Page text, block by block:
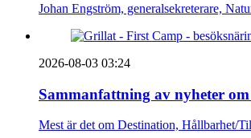
Johan Engström, generalsekreterare,
2026-08-03 03:24
Sammanfattning av nyheter
Mest är det om Destination, Hållbarhet/